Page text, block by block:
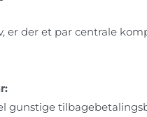
er der et par centrale
gunstige